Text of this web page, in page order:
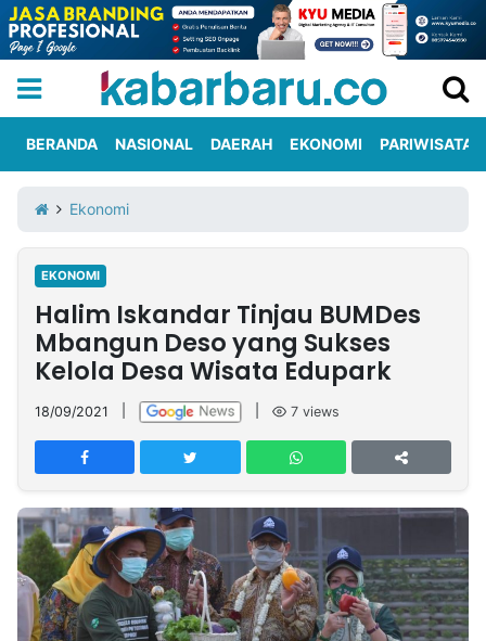
Iklan
Berita
Kami
Nasional
International
Olahraga
Entertainment
Daerah
Pariwisata
Kuliner
Kolom
Network
PT
TREETAN
INDONESIA
Partner
BERANDA NASIONAL DAERAH EKONOMI PARIWISATA
Ekonomi
EKONOMI
Halim Iskandar Tinjau BUMDes
Mbangun Deso yang Sukses
Kelola Desa Wisata Edupark
18/09/2021 7 views